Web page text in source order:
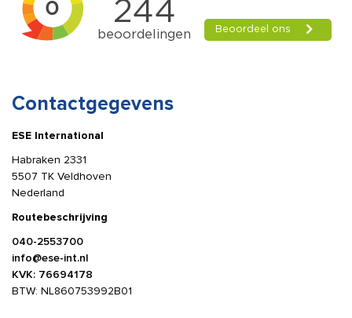
Contactgegevens
ESE International
Habraken 2331
5507 TK Veldhoven
Nederland
Routebeschrijving
040-2553700
info@ese-int.nl
KVK: 76694178
BTW: NL860753992B01